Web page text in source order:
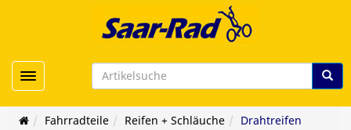
Toggle navigation
Fahrradteile Reifen + Schläuche Drahtreifen